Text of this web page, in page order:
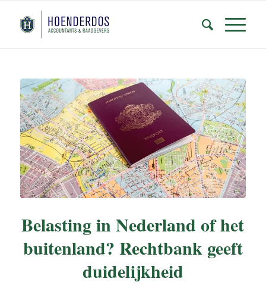
Belasting in Nederland of het
buitenland? Rechtbank geeft
duidelijkheid